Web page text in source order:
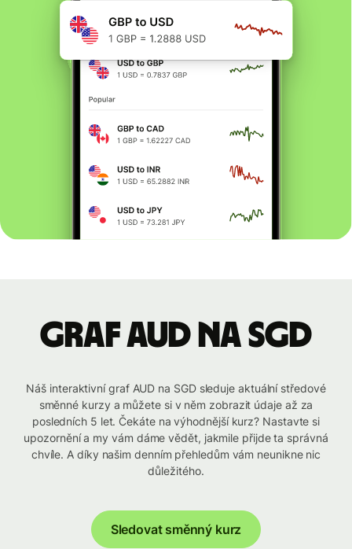
graf AUD na SGD
Náš interaktivní graf AUD na SGD sleduje aktuální středové
směnné kurzy a můžete si v něm zobrazit údaje až za
posledních 5 let. Čekáte na výhodnější kurz? Nastavte si
upozornění a my vám dáme vědět, jakmile přijde ta správná
chvíle. A díky našim denním přehledům vám neunikne nic
důležitého.
Sledovat směnný kurz